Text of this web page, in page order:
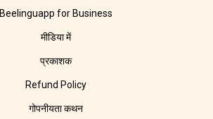
Beelinguapp for Business
मीडिया में
प्रकाशक
Refund Policy
गोपनीयता कथन